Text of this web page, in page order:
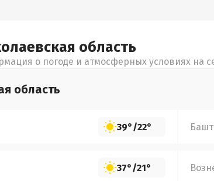
область
о погоде и атмосферных условиях на
область
39°/22°
37°/21°